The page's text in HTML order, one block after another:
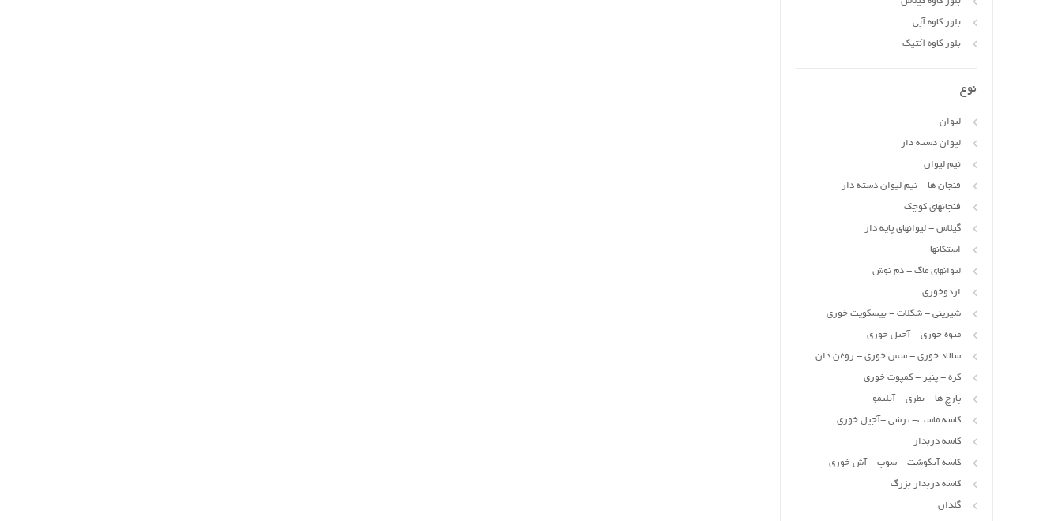
بلور کاوه آبی
بلور کاوه آنتیک
نوع
لیوان
لیوان دسته دار
نیم لیوان
فنجان ها - نیم لیوان دسته دار
فنجانهای کوچک
گیلاس - لیوانهای پایه دار
استکانها
لیوانهای ماگ - دم نوش
اردوخوری
شیرینی - شکلات - بیسکویت خوری
میوه خوری - آجیل خوری
سالاد خوری - سس خوری - روغن دان
کره - پنیر - کمپوت خوری
پارچ ها - بطری - آبلیمو
کاسه ماست- ترشی -آجیل خوری
کاسه دربدار
کاسه آبگوشت - سوپ - آش خوری
کاسه دربدار بزرگ
گلدان